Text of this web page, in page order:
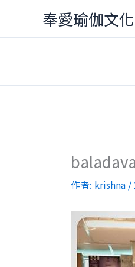
主
容
奉愛瑜伽文
baladava
作者: krishna /